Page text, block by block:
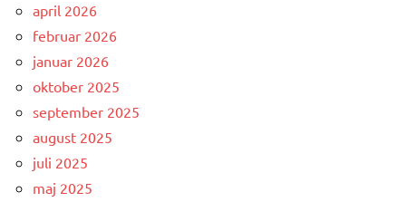
april 2026
februar 2026
januar 2026
oktober 2025
september 2025
august 2025
juli 2025
maj 2025